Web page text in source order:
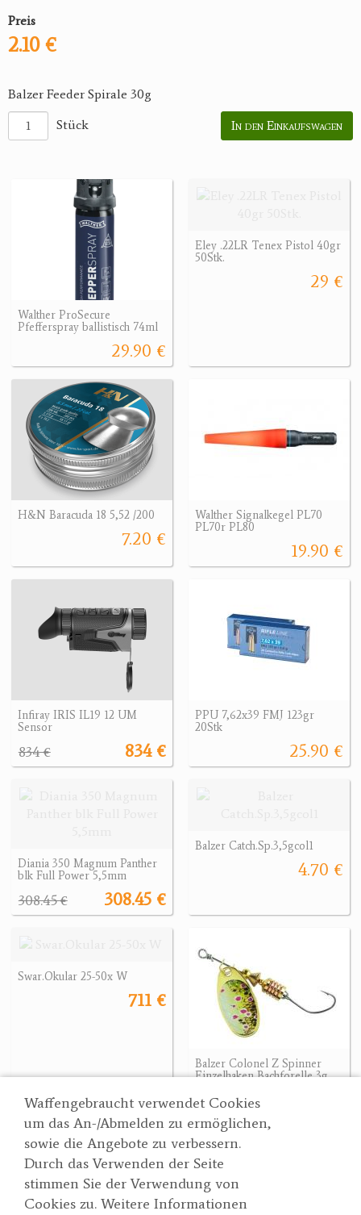
Waffengebraucht verwendet Cookies
um das An-/Abmelden zu ermöglichen,
sowie die Angebote zu verbessern.
Durch das Verwenden der Seite
stimmen Sie der Verwendung von
Cookies zu. Weitere Informationen
Preis
2.10 €
Balzer Feeder Spirale 30g
Stück
In den Einkaufswagen
Walther ProSecure
Pfefferspray ballistisch 74ml
29.90 €
Eley .22LR Tenex Pistol 40gr
50Stk.
29 €
H&N Baracuda 18 5,52 /200
7.20 €
Walther Signalkegel PL70
PL70r PL80
19.90 €
Infiray IRIS IL19 12 UM
Sensor
834 €
834 €
PPU 7,62x39 FMJ 123gr
20Stk
25.90 €
Diania 350 Magnum Panther
blk Full Power 5,5mm
308.45 €
308.45 €
Balzer Catch.Sp.3,5gcol1
4.70 €
Swar.Okular 25-50x W
711 €
711 €
Balzer Colonel Z Spinner
Einzelhaken Bachforelle 3g
Suche
Partner
AGBs
Wertgarner 1820
Jagd & SporthandelsgmbH